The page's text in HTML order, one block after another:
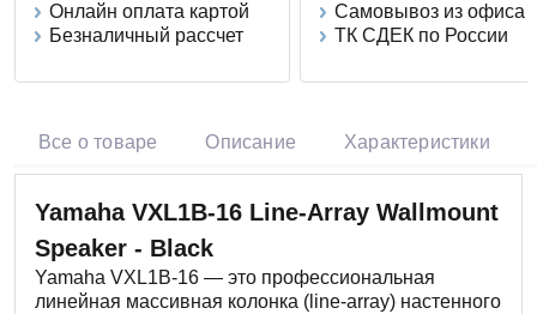
Онлайн оплата картой
Безналичный рассчет
Самовывоз из офиса
ТК СДЕК по России
Все о товаре Описание Характеристики
Yamaha VXL1B-16 Line-Array Wallmount
Speaker - Black
Yamaha VXL1B-16 — это профессиональная
линейная массивная колонка (line-array) настенного